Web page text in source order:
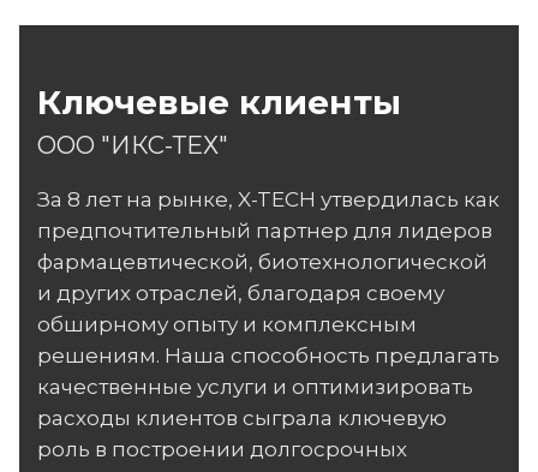
Ключевые клиенты
ООО "ИКС-ТЕХ"
За 8 лет на рынке, X-TECH утвердилась как
предпочтительный партнер для лидеров
фармацевтической, биотехнологической
и других отраслей, благодаря своему
обширному опыту и комплексным
решениям. Наша способность предлагать
качественные услуги и оптимизировать
расходы клиентов сыграла ключевую
роль в построении долгосрочных